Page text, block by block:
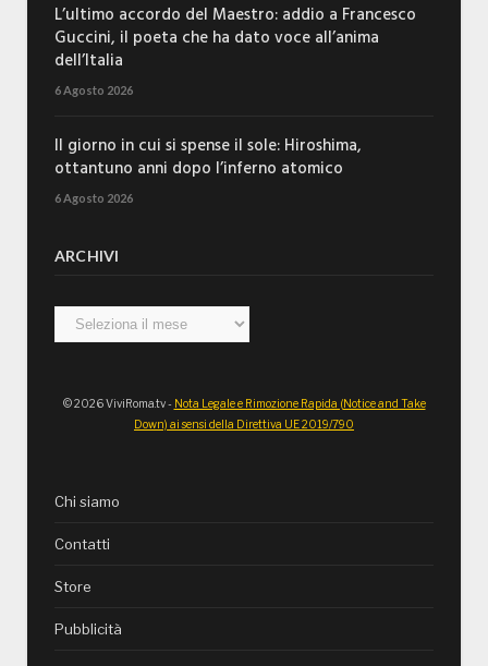
L’ultimo accordo del Maestro: addio a Francesco
Guccini, il poeta che ha dato voce all’anima
dell’Italia
6 Agosto 2026
Il giorno in cui si spense il sole: Hiroshima,
ottantuno anni dopo l’inferno atomico
6 Agosto 2026
ARCHIVI
Archivi
© 2026 ViviRoma.tv - Nota Legale e Rimozione Rapida (Notice and Take
Down) ai sensi della Direttiva UE 2019/790
Chi siamo
Contatti
Store
Pubblicità